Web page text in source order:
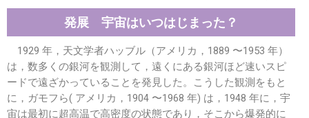
発展 宇宙はいつはじまった？
1929 年，天文学者ハッブル（アメリカ，1889 〜1953 年）
は，数多くの銀河を観測して，遠くにある銀河ほど速いスピ
ードで遠ざかっていることを発見した。こうした観測をもと
に，ガモフら( アメリカ，1904 〜1968 年) は，1948 年に，宇
宙は最初に超高温で高密度の状態であり，そこから爆発的に